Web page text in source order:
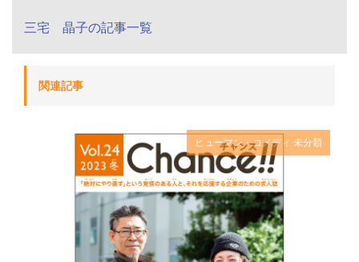
三宅 晶子の記事一覧
関連記事
ヒューマン・コメディ 未分類